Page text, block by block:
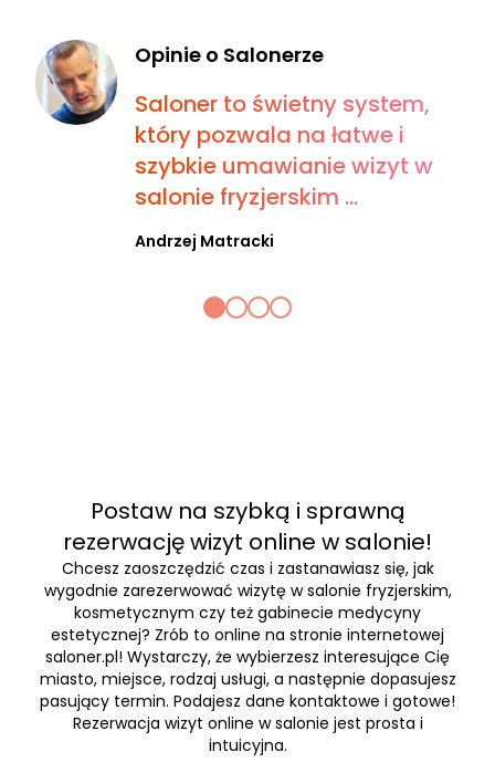
Opinie o Salonerze
Saloner to świetny system,
który pozwala na łatwe i
szybkie umawianie wizyt w
salonie fryzjerskim ...
Andrzej Matracki
Postaw na szybką i sprawną
rezerwację wizyt online w salonie!
Chcesz zaoszczędzić czas i zastanawiasz się, jak
wygodnie zarezerwować wizytę w salonie fryzjerskim,
kosmetycznym czy też gabinecie medycyny
estetycznej? Zrób to online na stronie internetowej
saloner.pl! Wystarczy, że wybierzesz interesujące Cię
miasto, miejsce, rodzaj usługi, a następnie dopasujesz
pasujący termin. Podajesz dane kontaktowe i gotowe!
Rezerwacja wizyt online w salonie jest prosta i
intuicyjna.